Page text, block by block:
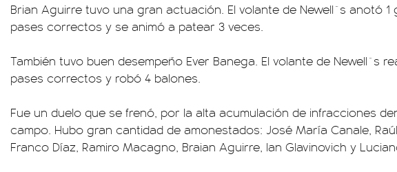
Brian Aguirre tuvo una gran actuación. El volante de Newell`s anotó 1
pases correctos y se animó a patear 3 veces.
También tuvo buen desempeño Ever Banega. El volante de Newell`s
pases correctos y robó 4 balones.
Fue un duelo que se frenó, por la alta acumulación de infracciones
campo. Hubo gran cantidad de amonestados: José María Canale,
Franco Díaz, Ramiro Macagno, Braian Aguirre, Ian Glavinovich y